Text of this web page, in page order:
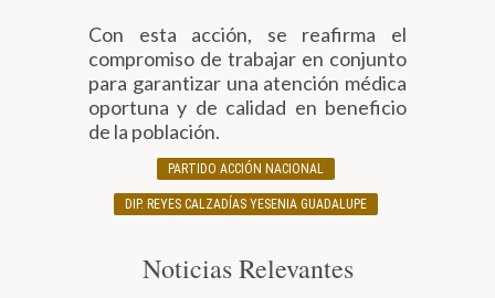
Con esta acción, se reafirma el
compromiso de trabajar en conjunto
para garantizar una atención médica
oportuna y de calidad en beneficio
de la población.
PARTIDO ACCIÓN NACIONAL
DIP. REYES CALZADÍAS YESENIA GUADALUPE
Noticias Relevantes